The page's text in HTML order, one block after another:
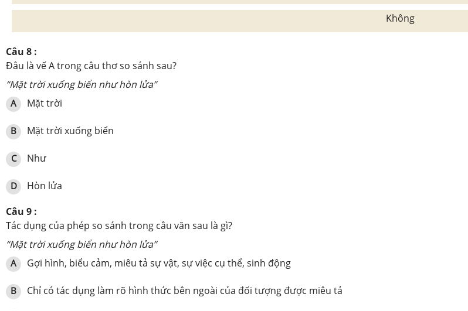
Không
Câu 8 :
Đâu là vế A trong câu thơ so sánh sau?
“Mặt trời xuống biển như hòn lửa”
A Mặt trời
B Mặt trời xuống biển
C Như
D
Hòn lửa
Câu 9 :
Tác dụng của phép so sánh trong câu văn sau là gì?
“Mặt trời xuống biển như hòn lửa”
A Gợi hình, biểu cảm, miêu tả sự vật, sự việc cụ thể, sinh động
B Chỉ có tác dụng làm rõ hình thức bên ngoài của đối tượng được miêu tả